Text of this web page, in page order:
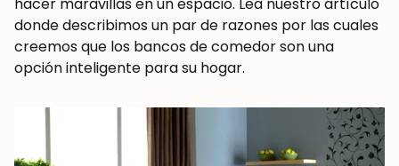
donde describimos un par de razones por las cuales
creemos que los bancos de comedor son una
opción inteligente para su hogar.